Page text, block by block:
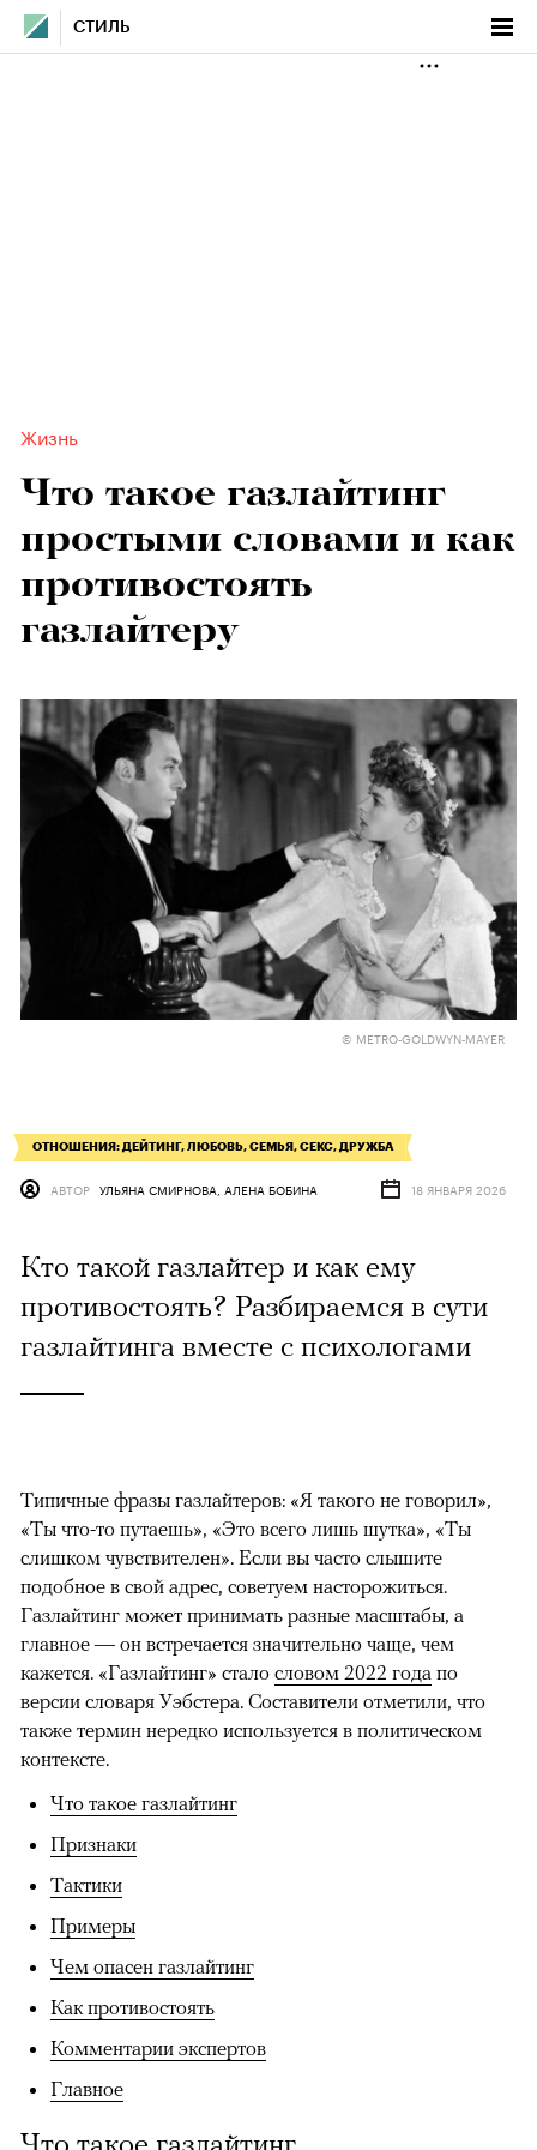
СТИЛЬ
Жизнь
Что такое газлайтинг
простыми словами и как
противостоять
газлайтеру
© METRO-GOLDWYN-MAYER
ОТНОШЕНИЯ: ДЕЙТИНГ, ЛЮБОВЬ, СЕМЬЯ, СЕКС, ДРУЖБА
АВТОР УЛЬЯНА СМИРНОВА, АЛЕНА БОБИНА 18 ЯНВАРЯ 2026
Кто такой газлайтер и как ему
противостоять? Разбираемся в сути
газлайтинга вместе с психологами
Типичные фразы газлайтеров: «Я такого не говорил»,
«Ты что-то путаешь», «Это всего лишь шутка», «Ты
слишком чувствителен». Если вы часто слышите
подобное в свой адрес, советуем насторожиться.
Газлайтинг может принимать разные масштабы, а
главное — он встречается значительно чаще, чем
кажется. «Газлайтинг» стало словом 2022 года по
версии словаря Уэбстера. Составители отметили, что
также термин нередко используется в политическом
контексте.
Что такое газлайтинг
Признаки
Тактики
Примеры
Чем опасен газлайтинг
Как противостоять
Комментарии экспертов
Главное
Что такое газлайтинг